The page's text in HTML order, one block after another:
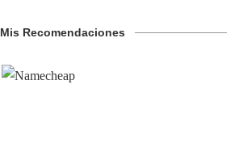
Mis Recomendaciones